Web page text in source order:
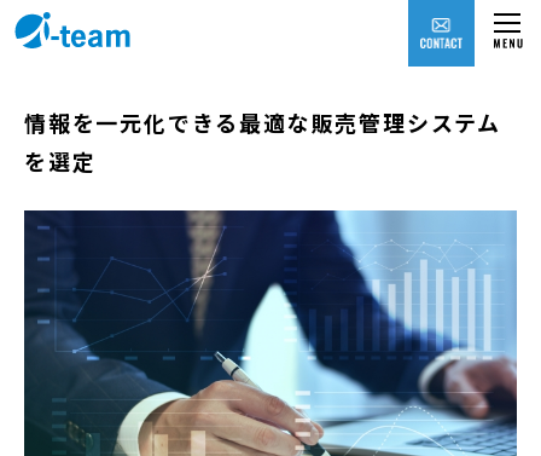
情報を一元化できる最適な販売管理システム
を選定